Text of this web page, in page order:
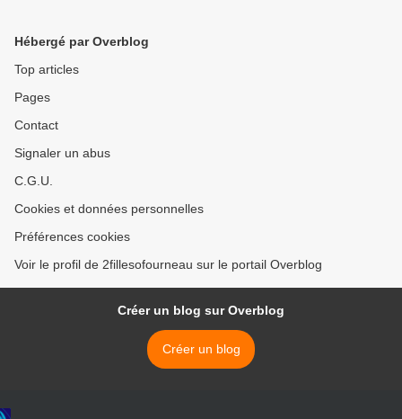
Hébergé par Overblog
Top articles
Pages
Contact
Signaler un abus
C.G.U.
Cookies et données personnelles
Préférences cookies
Voir le profil de 2fillesofourneau sur le portail Overblog
Créer un blog sur Overblog
Créer un blog